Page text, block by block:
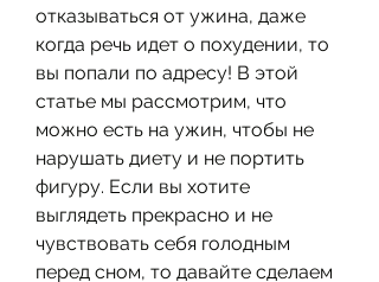
отказываться от ужина, даже
когда речь идет о похудении, то
вы попали по адресу! В этой
статье мы рассмотрим, что
можно есть на ужин, чтобы не
нарушать диету и не портить
фигуру. Если вы хотите
выглядеть прекрасно и не
чувствовать себя голодным
перед сном, то давайте сделаем